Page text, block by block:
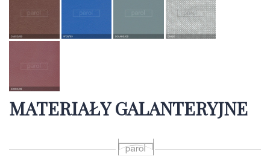
MATERIAŁY GALANTERYJNE
p